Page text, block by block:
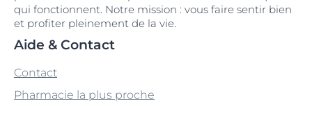
qui fonctionnent. Notre mission : vous faire sentir bien
et profiter pleinement de la vie.
Aide & Contact
Contact
Pharmacie la plus proche